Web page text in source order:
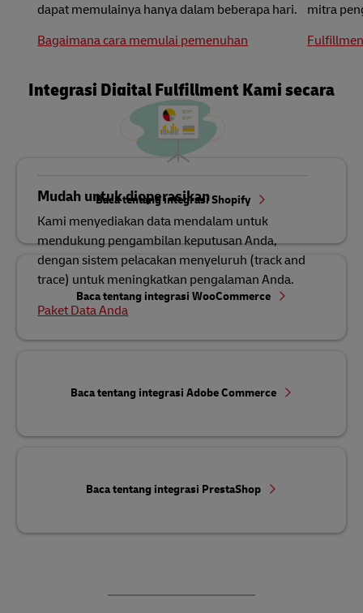
dapat memulainya hanya dalam beberapa hari.
Bagaimana cara memulai pemenuhan
mitra
Mudah untuk dioperasikan
Kami menyediakan data mendalam untuk
mendukung pengambilan keputusan Anda,
dengan sistem pelacakan menyeluruh (track and
trace) untuk meningkatkan pengalaman Anda.
Paket Data Anda
Integrasi Digital Fulfillment Kami secara
Detail
Baca tentang integrasi Shopify
Baca tentang integrasi WooCommerce
Baca tentang integrasi Adobe Commerce
Baca tentang integrasi PrestaShop